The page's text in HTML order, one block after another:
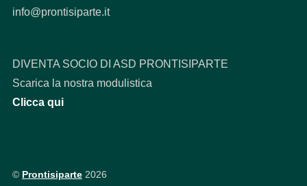
info@prontisiparte.it
DIVENTA SOCIO DI ASD PRONTISIPARTE
Scarica la nostra modulistica
Clicca qui
© Prontisiparte2026